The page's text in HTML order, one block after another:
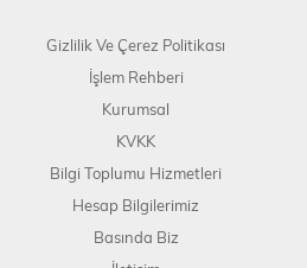
Gizlilik Ve Çerez Politikası
İşlem Rehberi
Kurumsal
KVKK
Bilgi Toplumu Hizmetleri
Hesap Bilgilerimiz
Basında Biz